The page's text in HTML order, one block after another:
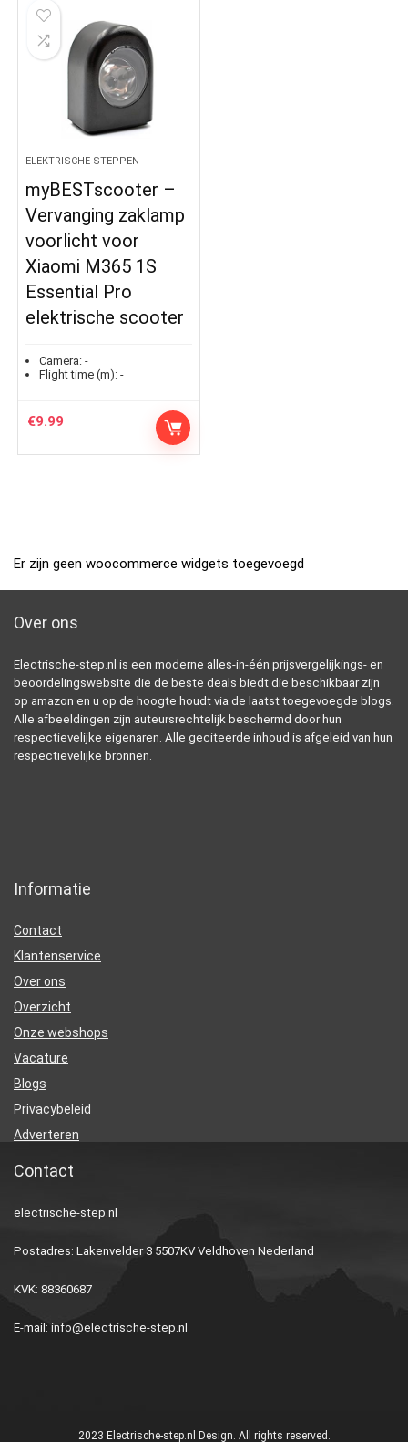
ELEKTRISCHE STEPPEN
myBESTscooter –
Vervanging zaklamp
voorlicht voor
Xiaomi M365 1S
Essential Pro
elektrische scooter
Camera: -
Flight time (m): -
€9.99
Er zijn geen woocommerce widgets toegevoegd
Over ons
Electrische-step.nl is een moderne alles-in-één prijsvergelijkings- en
beoordelingswebsite die de beste deals biedt die beschikbaar zijn
op amazon en u op de hoogte houdt via de laatst toegevoegde blogs.
Alle afbeeldingen zijn auteursrechtelijk beschermd door hun
respectievelijke eigenaren. Alle geciteerde inhoud is afgeleid van hun
respectievelijke bronnen.
Informatie
Contact
Klantenservice
Over ons
Overzicht
Onze webshops
Vacature
Blogs
Privacybeleid
Adverteren
Contact
electrische-step.nl
Postadres: Lakenvelder 3 5507KV Veldhoven Nederland
KVK: 88360687
E-mail: info@electrische-step.nl
2023 Electrische-step.nl Design. All rights reserved.